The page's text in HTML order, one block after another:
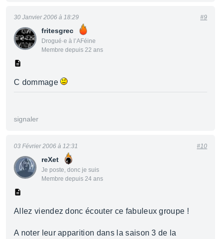
fritesgrec
Drogué·e à l’AFéine
Membre depuis 22 ans
30 Janvier 2006 à 18:29 #9
C dommage
signaler
reXet
Je poste, donc je suis
Membre depuis 24 ans
03 Février 2006 à 12:31 #10
Allez viendez donc écouter ce fabuleux groupe !
A noter leur apparition dans la saison 3 de la